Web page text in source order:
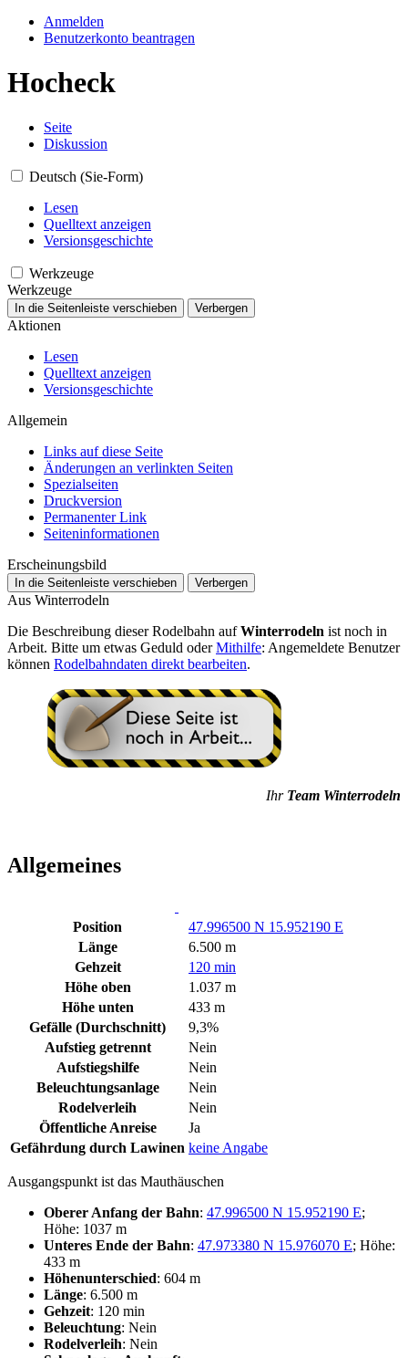
Anmelden
Benutzerkonto beantragen
Hocheck
Seite
Diskussion
Deutsch (Sie-Form)
Lesen
Quelltext anzeigen
Versionsgeschichte
Werkzeuge
Werkzeuge
In die Seitenleiste verschieben Verbergen
Aktionen
Lesen
Quelltext anzeigen
Versionsgeschichte
Allgemein
Links auf diese Seite
Änderungen an verlinkten Seiten
Spezialseiten
Druckversion
Permanenter Link
Seiten­­informationen
Erscheinungsbild
In die Seitenleiste verschieben Verbergen
Aus Winterrodeln
Die Beschreibung dieser Rodelbahn aufWinterrodeln ist noch in
Arbeit. Bitte um etwas Geduld oderMithilfe: Angemeldete Benutzer
können Rodelbahndaten direkt bearbeiten.
Ihr Team Winterrodeln
Allgemeines
Position
47.996500 N 15.952190 E
Länge
6.500 m
Gehzeit
120 min
Höhe oben
1.037 m
Höhe unten
433 m
Gefälle (Durchschnitt)
9,3%
Aufstieg getrennt
Nein
Aufstiegshilfe
Nein
Beleuchtungsanlage
Nein
Rodelverleih
Nein
Öffentliche Anreise
Ja
Gefährdung durch Lawinen keine Angabe
Ausgangspunkt ist das Mauthäuschen
Oberer Anfang der Bahn: 47.996500 N 15.952190 E;
Höhe: 1037 m
Unteres Ende der Bahn: 47.973380 N 15.976070 E; Höhe:
433 m
Höhenunterschied: 604 m
Länge: 6.500 m
Gehzeit: 120 min
Beleuchtung: Nein
Rodelverleih: Nein